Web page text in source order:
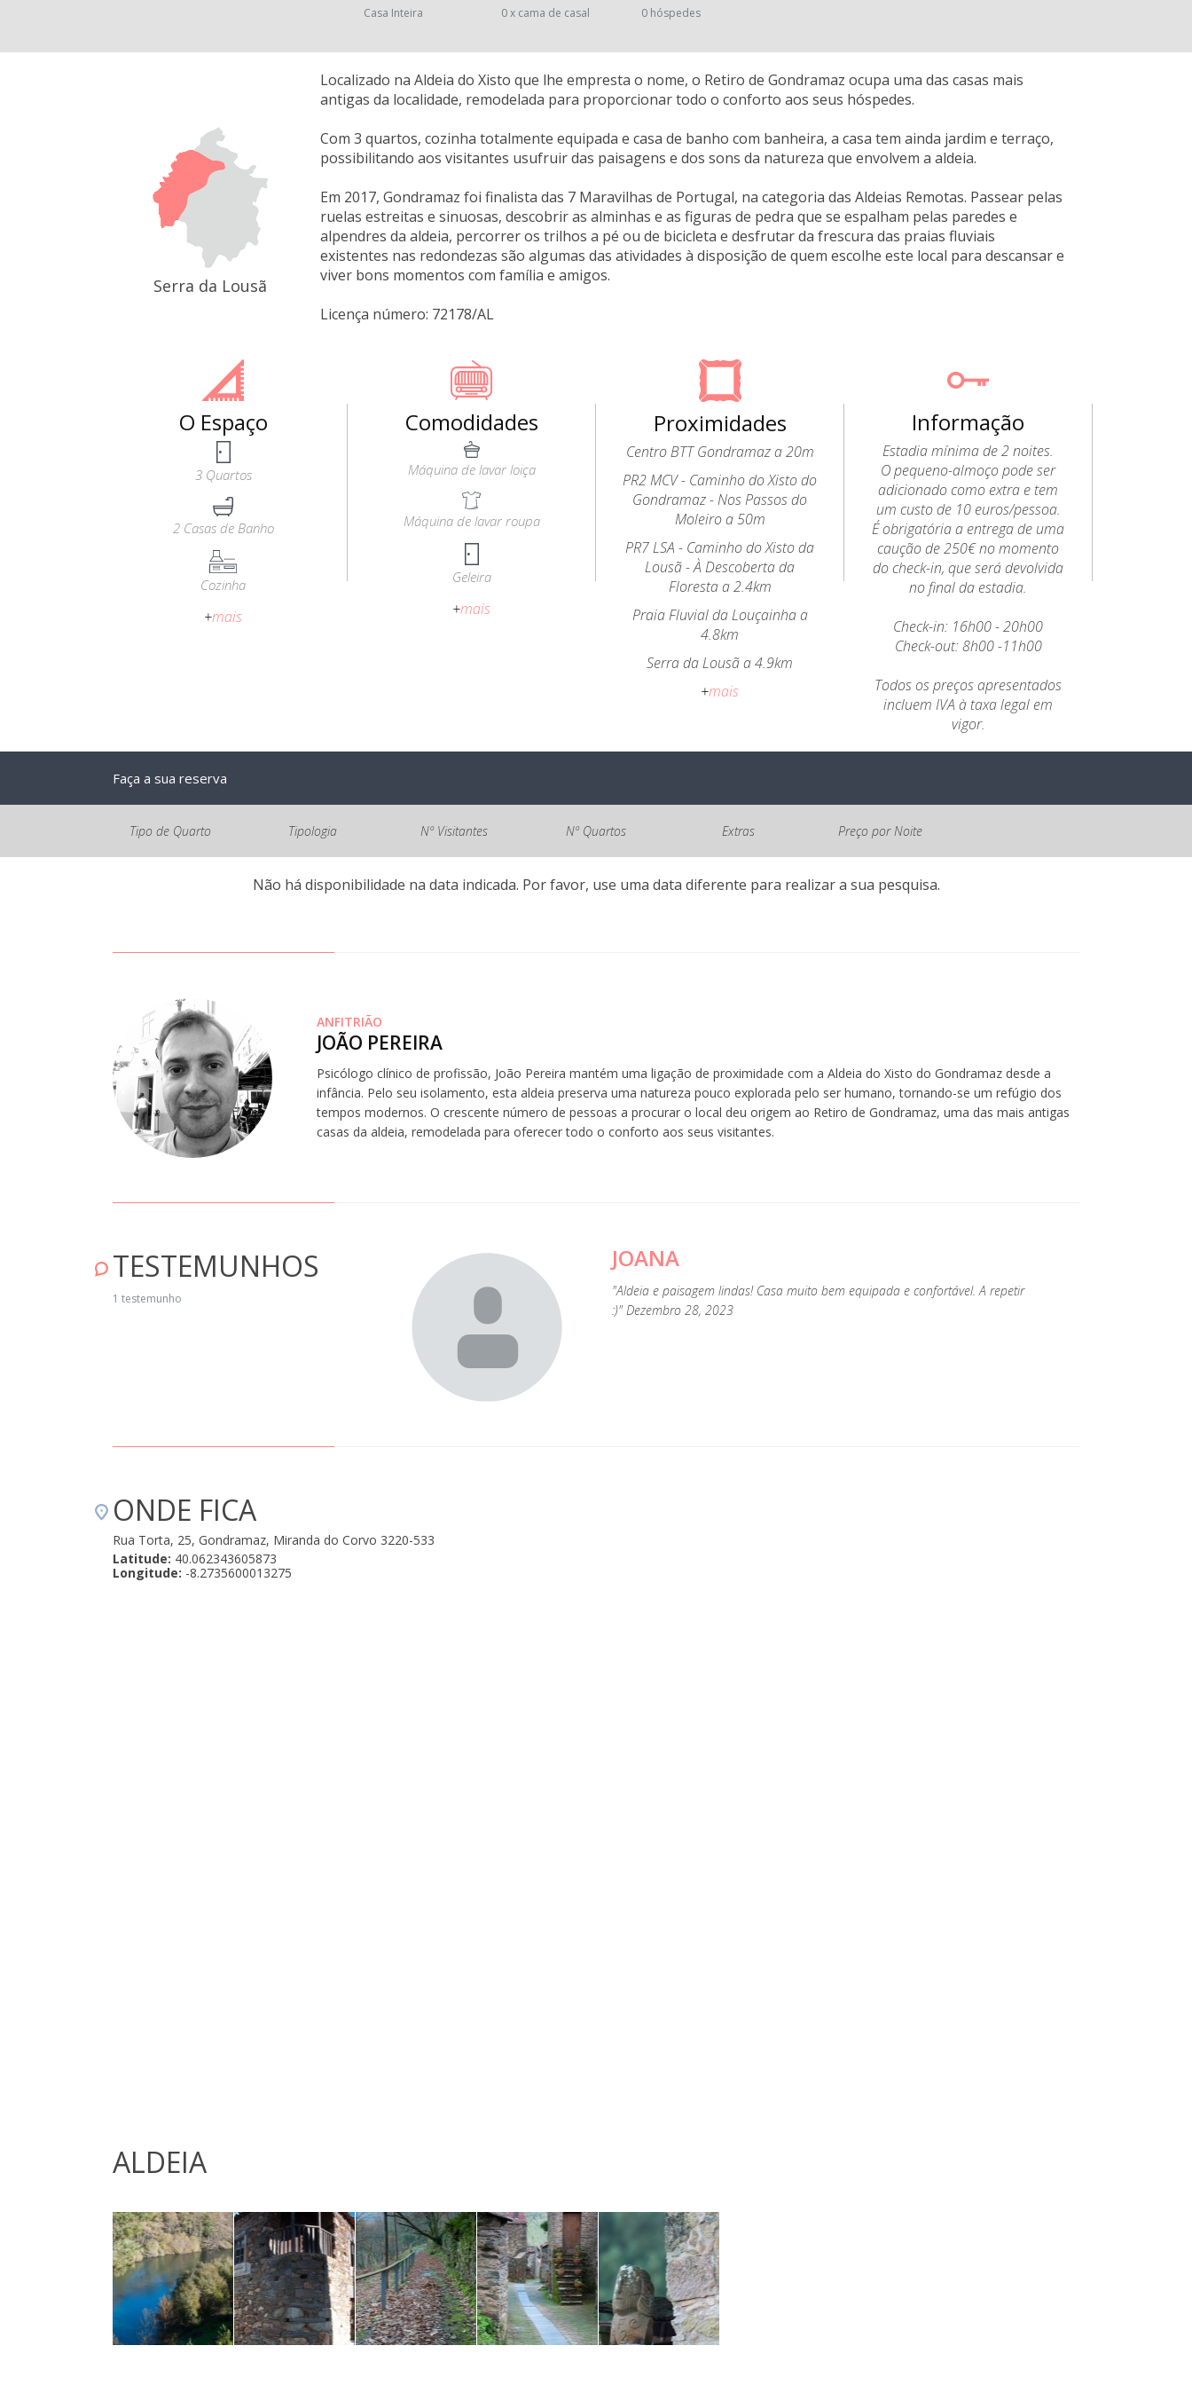
Casa Inteira 0 x cama de casal 0 hóspedes
Serra da Lousã
Localizado na Aldeia do Xisto que lhe empresta o nome, o Retiro de Gondramaz ocupa uma das casas mais
antigas da localidade, remodelada para proporcionar todo o conforto aos seus hóspedes.
Com 3 quartos, cozinha totalmente equipada e casa de banho com banheira, a casa tem ainda jardim e terraço,
possibilitando aos visitantes usufruir das paisagens e dos sons da natureza que envolvem a aldeia.
Em 2017, Gondramaz foi finalista das 7 Maravilhas de Portugal, na categoria das Aldeias Remotas. Passear pelas
ruelas estreitas e sinuosas, descobrir as alminhas e as figuras de pedra que se espalham pelas paredes e
alpendres da aldeia, percorrer os trilhos a pé ou de bicicleta e desfrutar da frescura das praias fluviais
existentes nas redondezas são algumas das atividades à disposição de quem escolhe este local para descansar e
viver bons momentos com família e amigos.
Licença número: 72178/AL
O Espaço
3 Quartos
2 Casas de Banho
Cozinha
+mais
Comodidades
Máquina de lavar loiça
Máquina de lavar roupa
Geleira
+mais
Proximidades
Centro BTT Gondramaz a 20m
PR2 MCV - Caminho do Xisto do
Gondramaz - Nos Passos do
Moleiro a 50m
PR7 LSA - Caminho do Xisto da
Lousã - À Descoberta da
Floresta a 2.4km
Praia Fluvial da Louçainha a
4.8km
Serra da Lousã a 4.9km
+mais
Informação
Estadia mínima de 2 noites.
O pequeno-almoço pode ser
adicionado como extra e tem
um custo de 10 euros/pessoa.
É obrigatória a entrega de uma
caução de 250€ no momento
do check-in, que será devolvida
no final da estadia.
Check-in: 16h00 - 20h00
Check-out: 8h00 -11h00
Todos os preços apresentados
incluem IVA à taxa legal em
vigor.
Faça a sua reserva
Tipo de Quarto Tipologia Nº Visitantes Nº Quartos Extras Preço por Noite
Não há disponibilidade na data indicada. Por favor, use uma data diferente para realizar a sua pesquisa.
ANFITRIÃO
JOÃO PEREIRA
Psicólogo clínico de profissão, João Pereira mantém uma ligação de proximidade com a Aldeia do Xisto do Gondramaz desde a
infância. Pelo seu isolamento, esta aldeia preserva uma natureza pouco explorada pelo ser humano, tornando-se um refúgio dos
tempos modernos. O crescente número de pessoas a procurar o local deu origem ao Retiro de Gondramaz, uma das mais antigas
casas da aldeia, remodelada para oferecer todo o conforto aos seus visitantes.
TESTEMUNHOS
1 testemunho
JOANA
"Aldeia e paisagem lindas! Casa muito bem equipada e confortável. A repetir
:)" Dezembro 28, 2023
ONDE FICA
Rua Torta, 25, Gondramaz, Miranda do Corvo 3220-533
Latitude: 40.062343605873
Longitude: -8.2735600013275
ALDEIA